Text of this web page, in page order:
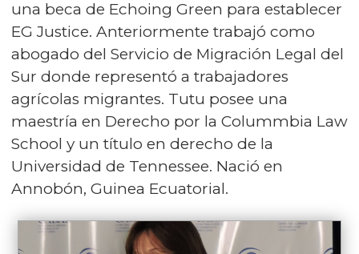
una beca de Echoing Green para establecer
EG Justice. Anteriormente trabajó como
abogado del Servicio de Migración Legal del
Sur donde representó a trabajadores
agrícolas migrantes. Tutu posee una
maestría en Derecho por la Colummbia Law
School y un título en derecho de la
Universidad de Tennessee. Nació en
Annobón, Guinea Ecuatorial.